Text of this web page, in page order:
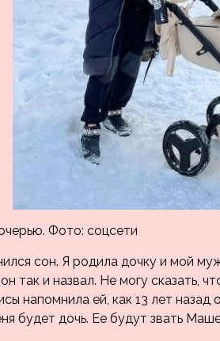
Фото: соцсети
сон. Я родила дочку и мой
так и назвал. Не могу сказать,
напомнила ей, как 13 лет
будет дочь. Ее будут звать